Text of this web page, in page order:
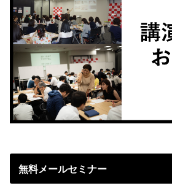
無料メールセミナー